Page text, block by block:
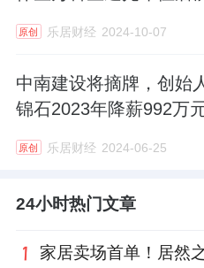
原创 乐居财经 2024-10-07
中南建设将摘牌，创始
锦石2023年降薪992万
原创 乐居财经 2024-06-25
24小时热门文章